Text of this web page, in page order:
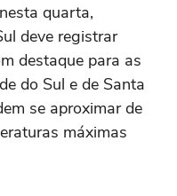
quarta,
deve registrar
destaque para as
do Sul e de Santa
se aproximar de
máximas